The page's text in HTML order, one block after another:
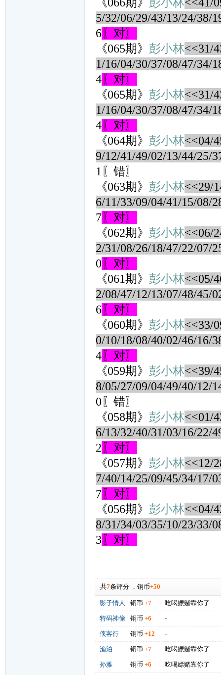
5/32/06/29/43/13/24/38/
6〖对〗
《065期》 彭小林<<31/
1/16/04/30/37/08/47/34/
4〖对〗
《065期》 彭小林<<31/
1/16/04/30/37/08/47/34/
4〖对〗
《064期》 彭小林<<04/
9/12/41/49/02/13/44/25/
1〖错〗
《063期》 彭小林<<29/
6/11/33/09/04/41/15/08/
7〖对〗
《062期》 彭小林<<06/
2/31/08/26/18/47/22/07/
0 〖对〗
《061期》 彭小林<<05/
2/08/47/12/13/07/48/45/
6〖对〗
《060期》 彭小林<<33/
0/10/18/08/40/02/46/16/
4〖对〗
《059期》 彭小林<<39/
8/05/27/09/04/49/40/12/
0〖错〗
《058期》 彭小林<<01/
6/13/32/40/31/03/16/22/
2 〖对〗
《057期》 彭小林<<12/
7/40/14/25/09/45/34/17/
7〖对〗
《056期》 彭小林<<04/
8/31/34/03/35/10/23/33/
3 〖对〗
共7条评分， 铜币+50
影子情人 铜币 +7 吃喝嫖赌靠你了
特码神偷 铜币 +6 -
侠客行 铜币 +12 -
渔泊 铜币 +7 吃喝嫖赌靠你了
孙雅 铜币 +6 吃喝嫖赌靠你了